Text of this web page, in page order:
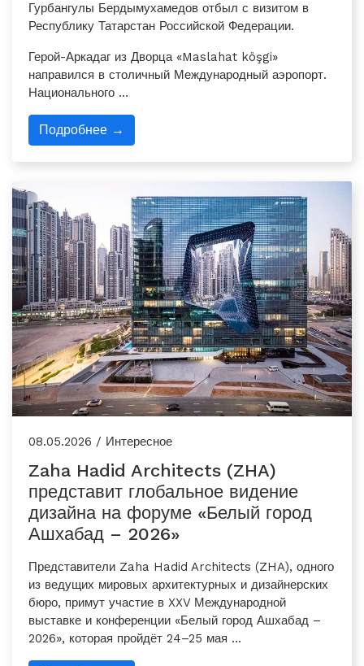
Гурбангулы Бердымухамедов отбыл с визитом в
Республику Татарстан Российской Федерации.
Герой-Аркадаг из Дворца «Mas­lahat köşgi»
направился в столичный Международный аэропорт.
Национального …
Подробнее →
08.05.2026 / Интересное
Zaha Hadid Architects (ZHA)
представит глобальное видение
дизайна на форуме «Белый город
Ашхабад – 2026»
Представители Zaha Hadid Architects (ZHA), одного
из ведущих мировых архитектурных и дизайнерских
бюро, примут участие в XXV Международной
выставке и конференции «Белый город Ашхабад –
2026», которая пройдёт 24–25 мая …